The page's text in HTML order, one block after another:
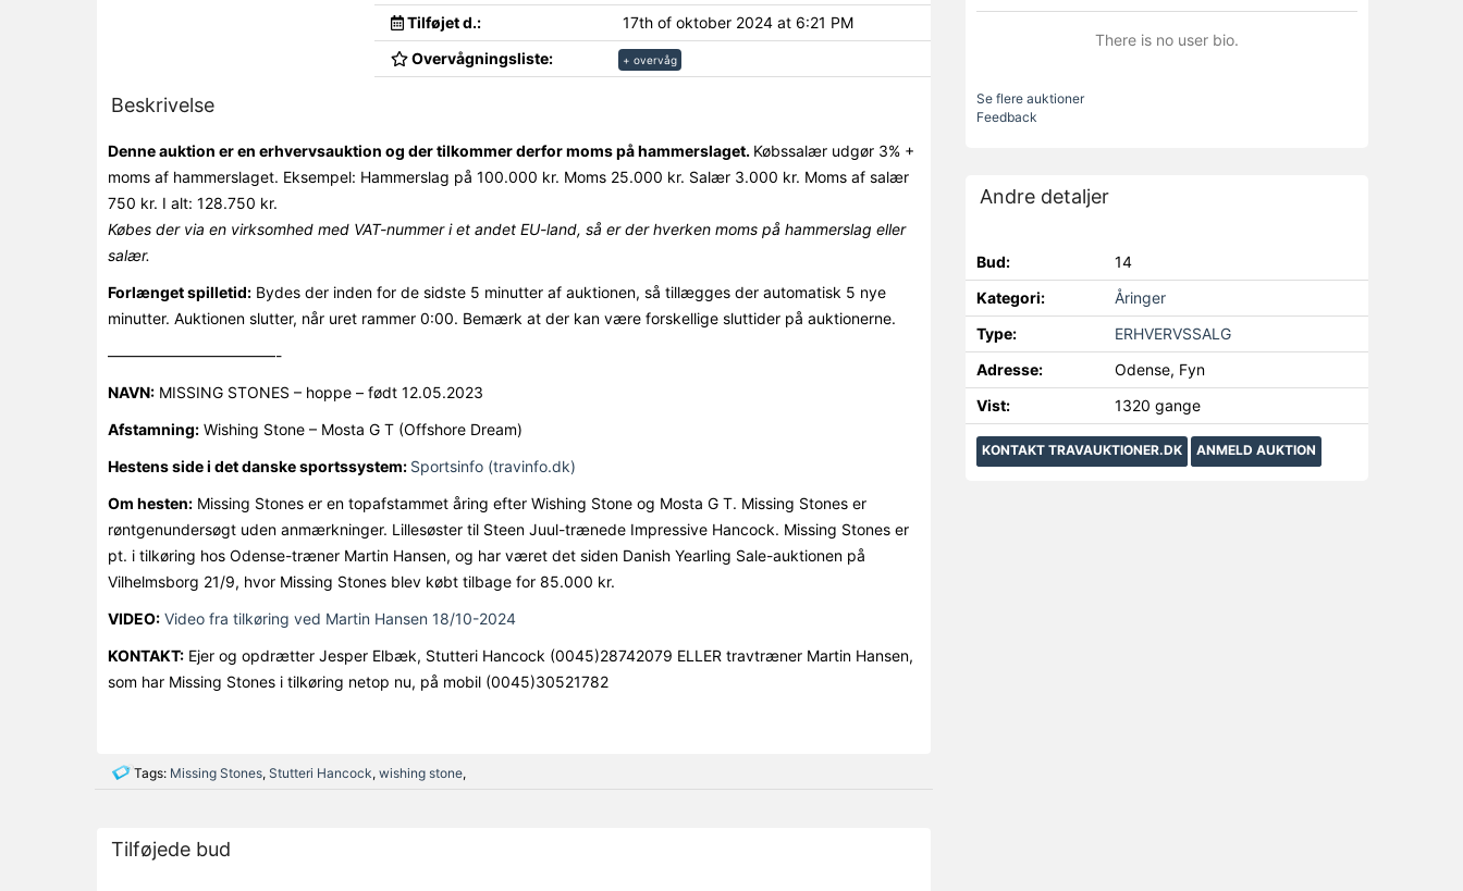
Tilføjet d.:
17th of oktober 2024 at 6:21 PM
Overvågningsliste:
+ overvåg
Beskrivelse
Denne auktion er en erhvervsauktion og der tilkommer derfor moms på hammerslaget. Købssalær udgør 3% +
moms af hammerslaget. Eksempel: Hammerslag på 100.000 kr. Moms 25.000 kr. Salær 3.000 kr. Moms af salær
750 kr. I alt: 128.750 kr.
Købes der via en virksomhed med VAT-nummer i et andet EU-land, så er der hverken moms på hammerslag eller
salær.
Forlænget spilletid:Bydes der inden for de sidste 5 minutter af auktionen, så tillægges der automatisk 5 nye
minutter. Auktionen slutter, når uret rammer 0:00. Bemærk at der kan være forskellige sluttider på auktionerne.
———————————-
NAVN:MISSING STONES – hoppe – født 12.05.2023
Afstamning:Wishing Stone – Mosta G T (Offshore Dream)
Hestens side i det danske sportssystem: Sportsinfo (travinfo.dk)
Om hesten:Missing Stones er en topafstammet åring efter Wishing Stone og Mosta G T. Missing Stones er
røntgenundersøgt uden anmærkninger. Lillesøster til Steen Juul-trænede Impressive Hancock. Missing Stones er
pt. i tilkøring hos Odense-træner Martin Hansen, og har været det siden Danish Yearling Sale-auktionen på
Vilhelmsborg 21/9, hvor Missing Stones blev købt tilbage for 85.000 kr.
VIDEO: Video fra tilkøring ved Martin Hansen 18/10-2024
KONTAKT:Ejer og opdrætter Jesper Elbæk, Stutteri Hancock (0045)28742079 ELLER travtræner Martin Hansen,
som har Missing Stones i tilkøring netop nu, på mobil (0045)30521782
Tags: Missing Stones, Stutteri Hancock, wishing stone,
Tilføjede bud
There is no user bio.
Se flere auktioner
Feedback
Andre detaljer
Bud:
14
Kategori:
Åringer
Type:
ERHVERVSSALG
Adresse:
Odense, Fyn
Vist:
1320 gange
KONTAKT TRAVAUKTIONER.DK ANMELD AUKTION